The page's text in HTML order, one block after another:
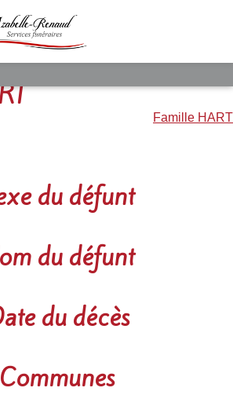
Famille HART
du défunt
du défunt
du décès
Communes